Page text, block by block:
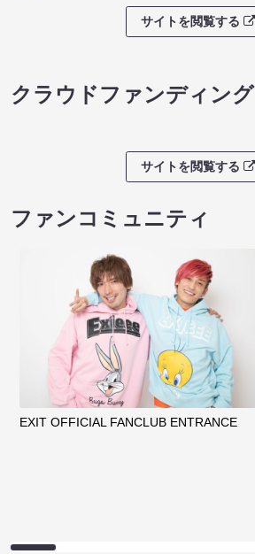
サイトを閲覧する
クラウドファンディング
サイトを閲覧する
ファンコミュニティ
EXIT OFFICIAL FANCLUB ENTRANCE